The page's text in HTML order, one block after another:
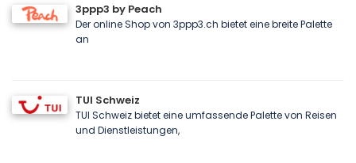
3ppp3 by Peach
Der online Shop von 3ppp3.ch bietet eine breite Palette
an
TUI Schweiz
TUI Schweiz bietet eine umfassende Palette von Reisen
und Dienstleistungen,